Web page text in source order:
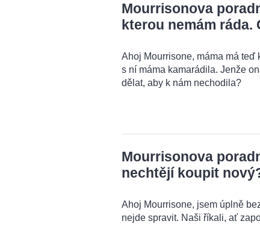
Mourrisonova
kterou nemám ráda.
Ahoj Mourrisone, máma má teď
s ní máma kamarádila. Jenže
dělat, aby k nám nechodila?
Mourrisonova
nechtějí koupit
Ahoj Mourrisone, jsem úplně
nejde spravit. Naši říkali, ať